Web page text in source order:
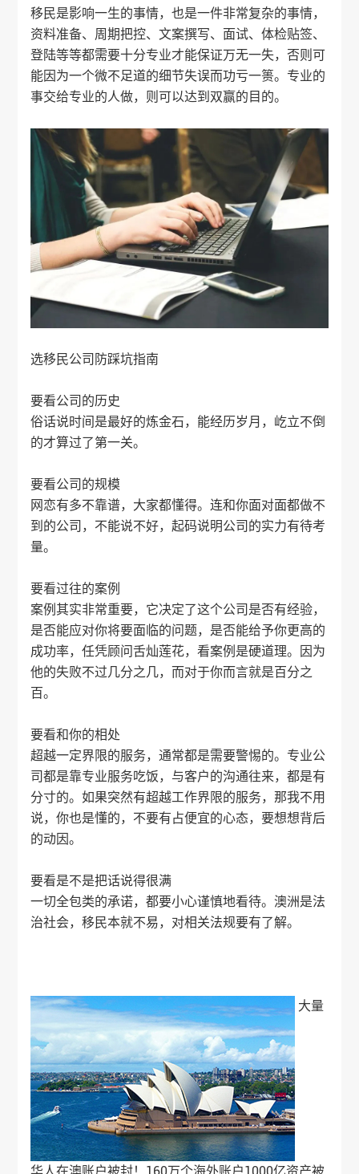
移民是影响一生的事情，也是一件非常复杂的事情，
资料准备、周期把控、文案撰写、面试、体检贴签、
登陆等等都需要十分专业才能保证万无一失，否则可
能因为一个微不足道的细节失误而功亏一篑。专业的
事交给专业的人做，则可以达到双赢的目的。
选移民公司防踩坑指南
要看公司的历史
俗话说时间是最好的炼金石，能经历岁月，屹立不倒
的才算过了第一关。
要看公司的规模
网恋有多不靠谱，大家都懂得。连和你面对面都做不
到的公司，不能说不好，起码说明公司的实力有待考
量。
要看过往的案例
案例其实非常重要，它决定了这个公司是否有经验，
是否能应对你将要面临的问题，是否能给予你更高的
成功率，任凭顾问舌灿莲花，看案例是硬道理。因为
他的失败不过几分之几，而对于你而言就是百分之
百。
要看和你的相处
超越一定界限的服务，通常都是需要警惕的。专业公
司都是靠专业服务吃饭，与客户的沟通往来，都是有
分寸的。如果突然有超越工作界限的服务，那我不用
说，你也是懂的，不要有占便宜的心态，要想想背后
的动因。
要看是不是把话说得很满
一切全包类的承诺，都要小心谨慎地看待。澳洲是法
治社会，移民本就不易，对相关法规要有了解。
大量
华人在澳账户被封！160万个海外账户1000亿资产被